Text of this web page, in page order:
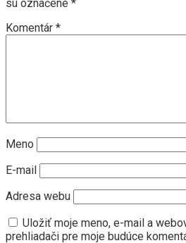
sú označené *
Komentár *
Meno
E-mail
Adresa webu
Uložiť moje meno, e-mail a
prehliadači pre moje budúce